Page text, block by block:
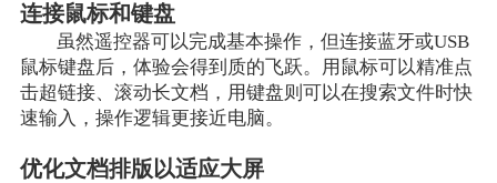
连接鼠标和键盘
虽然遥控器可以完成基本操作，但连接蓝牙或USB
鼠标键盘后，体验会得到质的飞跃。用鼠标可以精准点
击超链接、滚动长文档，用键盘则可以在搜索文件时快
速输入，操作逻辑更接近电脑。
优化文档排版以适应大屏